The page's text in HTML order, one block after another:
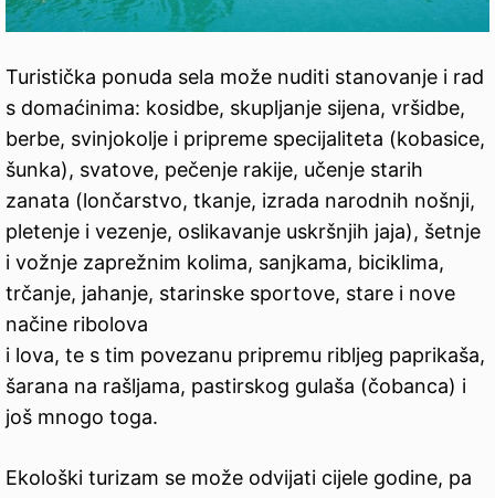
Turistička ponuda sela može nuditi stanovanje i rad
s domaćinima: kosidbe, skupljanje sijena, vršidbe,
berbe, svinjokolje i pripreme specijaliteta (kobasice,
šunka), svatove, pečenje rakije, učenje starih
zanata (lončarstvo, tkanje, izrada narodnih nošnji,
pletenje i vezenje, oslikavanje uskršnjih jaja), šetnje
i vožnje zaprežnim kolima, sanjkama, biciklima,
trčanje, jahanje, starinske sportove, stare i nove
načine ribolova
i lova, te s tim povezanu pripremu ribljeg paprikaša,
šarana na rašljama, pastirskog gulaša (čobanca) i
još mnogo toga.
Ekološki turizam se može odvijati cijele godine, pa